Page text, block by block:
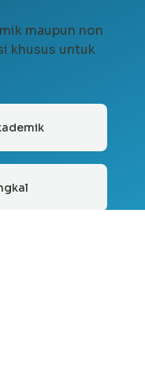
maupun non
khusus untuk